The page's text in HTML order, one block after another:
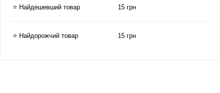
⭐ Найдешевший товар 15 грн
⭐ Найдорожчий товар 15 грн